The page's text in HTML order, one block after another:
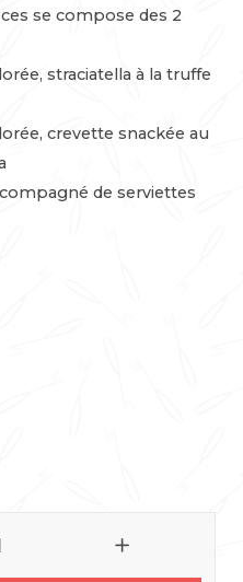
se compose des 2
straciatella à la truffe
crevette snackée au
de serviettes